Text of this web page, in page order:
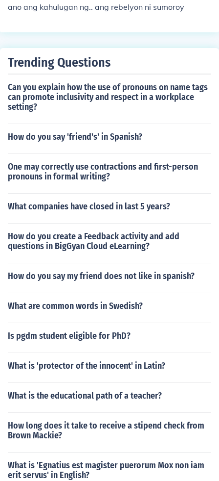
ano ang kahulugan ng.. ang rebelyon ni sumoroy
Trending Questions
Can you explain how the use of pronouns on name tags
can promote inclusivity and respect in a workplace
setting?
How do you say 'friend's' in Spanish?
One may correctly use contractions and first-person
pronouns in formal writing?
What companies have closed in last 5 years?
How do you create a Feedback activity and add
questions in BigGyan Cloud eLearning?
How do you say my friend does not like in spanish?
What are common words in Swedish?
Is pgdm student eligible for PhD?
What is 'protector of the innocent' in Latin?
What is the educational path of a teacher?
How long does it take to receive a stipend check from
Brown Mackie?
What is 'Egnatius est magister puerorum Mox non iam
erit servus' in English?